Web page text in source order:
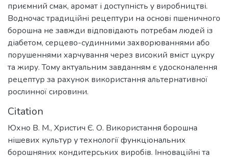
приємний смак, аромат і доступність у виробництві.
Водночас традиційні рецептури на основі пшеничного
борошна не завжди відповідають потребам людей із
діабетом, серцево-судинними захворюваннями або
порушеннями харчування через високий вміст цукру
та жиру. Тому актуальним завданням є удосконалення
рецептур за рахунок використання альтернативної
рослинної сировини.
Citation
Юхно В. М., Христич Є. О. Використання борошна
нішевих культур у технології функціональних
борошняних кондитерських виробів. Інноваційні та